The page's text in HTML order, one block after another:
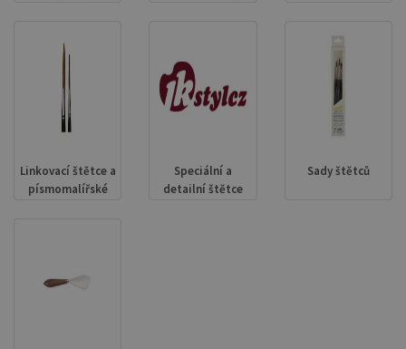
Linkovací štětce a
písmomalířské
Speciální a
detailní štětce
Sady štětců